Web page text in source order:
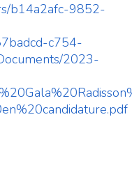
b14a2afc-9852-
c754-
2023-